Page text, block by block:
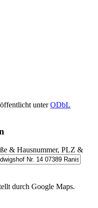
unterODbL
& Hausnummer, PLZ &
durch Google Maps.